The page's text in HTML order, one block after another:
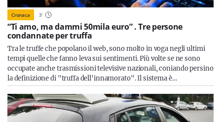
Cronaca 3'
“Ti amo, ma dammi 50mila euro” . Tre persone
condannate per truffa
Tra le truffe che popolano il web, sono molto in voga negli ultimi
tempi quelle che fanno leva sui sentimenti. Più volte se ne sono
occupate anche trasmissioni televisive nazionali, coniando persino
la definizione di "truffa dell'innamorato". Il sistema è…